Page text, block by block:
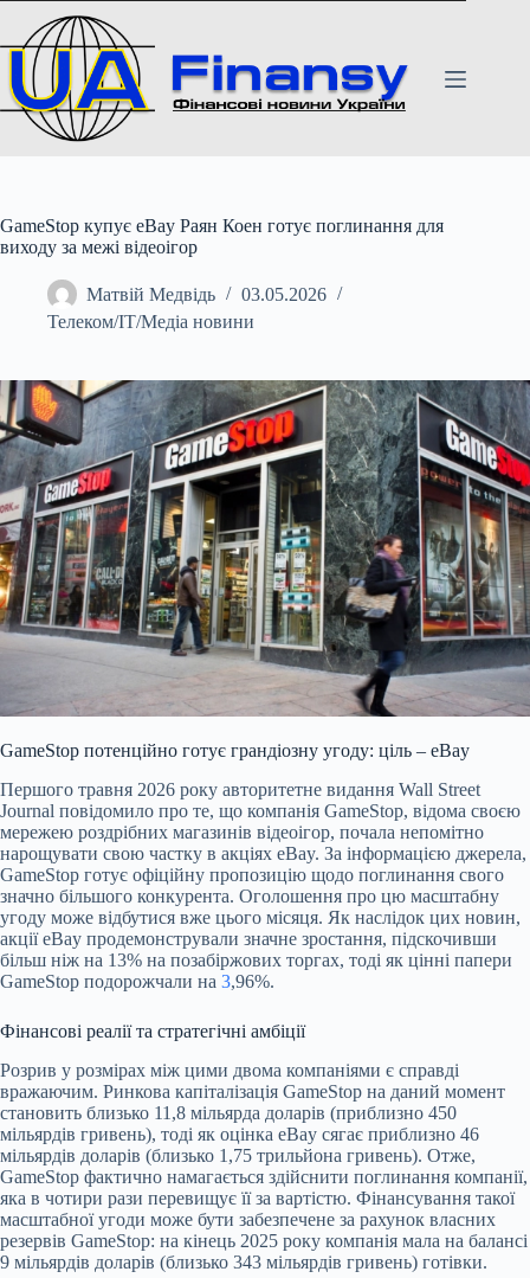
вмісту
GameStop купує eBay Раян Коен готує поглинання для
виходу за межі відеоігор
Матвій Медвідь
03.05.2026
Телеком/ІТ/Медіа новини
GameStop потенційно готує грандіозну угоду: ціль – eBay
Першого травня 2026 року авторитетне видання Wall Street
Journal повідомило про те, що компанія GameStop, відома своєю
мережею роздрібних магазинів відеоігор, почала непомітно
нарощувати свою частку в акціях eBay. За інформацією джерела,
GameStop готує офіційну пропозицію щодо поглинання свого
значно більшого конкурента. Оголошення про цю масштабну
угоду може відбутися вже цього місяця. Як наслідок цих новин,
акції eBay продемонстрували значне зростання, підскочивши
більш ніж на 13% на позабіржових торгах, тоді як цінні папери
GameStop подорожчали на 3,96%.
Фінансові реалії та стратегічні амбіції
Розрив у розмірах між цими двома компаніями є справді
вражаючим. Ринкова капіталізація GameStop на даний момент
становить близько 11,8 мільярда доларів (приблизно 450
мільярдів гривень), тоді як оцінка eBay сягає приблизно 46
мільярдів доларів (близько 1,75 трильйона гривень). Отже,
GameStop фактично намагається здійснити поглинання компанії,
яка в чотири рази перевищує її за вартістю. Фінансування такої
масштабної угоди може бути забезпечене за рахунок власних
резервів GameStop: на кінець 2025 року компанія мала на балансі
9 мільярдів доларів (близько 343 мільярдів гривень) готівки.